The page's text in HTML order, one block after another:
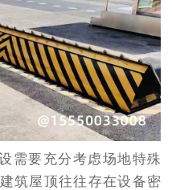
需要充分考虑场地特殊
筑屋顶往往存在设备密